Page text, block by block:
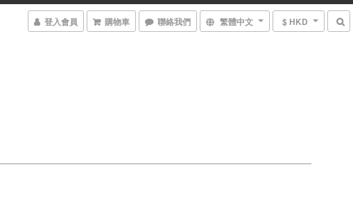
登入會員 購物車 聯絡我們 繁體中文 $ HKD